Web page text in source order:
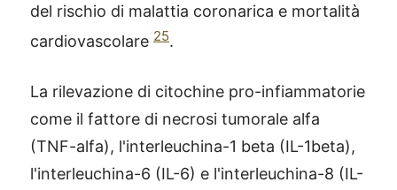
del rischio di malattia coronarica e mortalità
cardiovascolare 25.
La rilevazione di citochine pro-infiammatorie
come il fattore di necrosi tumorale alfa
(TNF-alfa), l'interleuchina-1 beta (IL-1beta),
l'interleuchina-6 (IL-6) e l'interleuchina-8 (IL-